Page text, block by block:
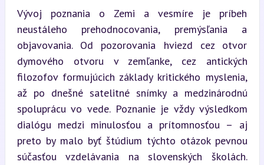
Vývoj poznania o Zemi a vesmíre je príbeh
neustáleho prehodnocovania, premýsľania a
objavovania. Od pozorovania hviezd cez otvor
dymového otvoru v zemľanke, cez antických
filozofov formujúcich základy kritického myslenia,
až po dnešné satelitné snímky a medzinárodnú
spoluprácu vo vede. Poznanie je vždy výsledkom
dialógu medzi minulosťou a prítomnosťou – aj
preto by malo byť štúdium týchto otázok pevnou
súčasťou vzdelávania na slovenských školách.